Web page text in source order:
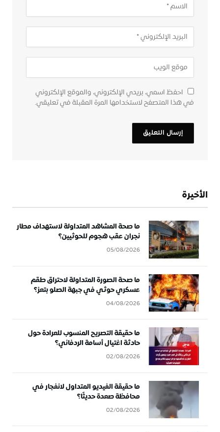
احفظ اسمي، بريدي الإلكتروني، والموقع الإلكتروني
في هذا المتصفح لاستخدامها المرة المقبلة في تعليقي.
الأخيرة
ما صحة المشاهد المتداولة لاستهداف مطار
نجران عقب هجوم للحوثيين؟
05/08/2026
ما صحة الصورة المتداولة لاحتراق طقم
عسكري حوثي في جبهة الصلو بتعز؟
04/08/2026
ما حقيقة التصريح المنسوب للعرادة حول
حادثة اغتيال أسامة الردفاني؟
02/08/2026
ما حقيقة الفيديو المتداول لانفجار في
محافظة صعدة حديثًا؟
02/08/2026